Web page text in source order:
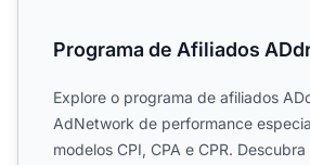
Programa de Afiliados
Explore o programa de afiliados
AdNetwork de performance
modelos CPI, CPA e CPR.